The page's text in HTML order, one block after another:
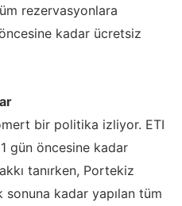
rezervasyonlara
kadar ücretsiz
bir politika izliyor. ETI
gün öncesine kadar
tanırken, Portekiz
kadar yapılan tüm